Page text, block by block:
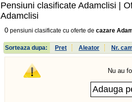
Pensiuni clasificate Adamclisi |
Adamclisi
0 pensiuni clasificate cu oferte de cazare
Sorteaza dupa: Pret Aleator Nr.
Nu au